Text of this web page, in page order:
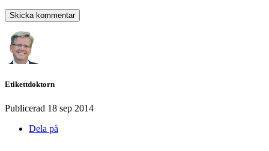
Etikettdoktorn
Publicerad 18 sep 2014
Dela på